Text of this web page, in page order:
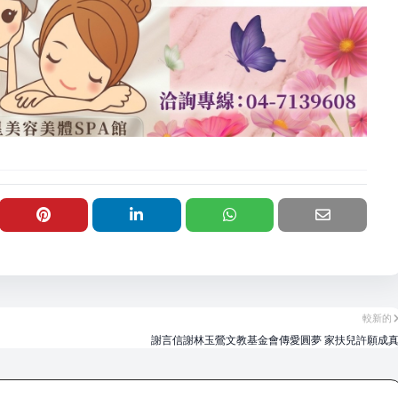
較新的
謝言信謝林玉鶯文教基金會傳愛圓夢 家扶兒許願成真